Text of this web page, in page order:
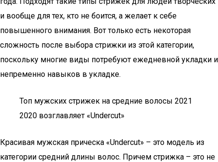
и вообще для тех, кто не боится, а желает к себе
повышенного внимания. Вот только есть некоторая
сложность после выбора стрижки из этой категории,
поскольку многие виды потребуют ежедневной укладки и
непременно навыков в укладке.
Топ мужских стрижек на средние волосы 2021
2020 возглавляет «Undercut»
Красивая мужская прическа «Undercut» – это модель из
категории средний длины волос. Причем стрижка – это не